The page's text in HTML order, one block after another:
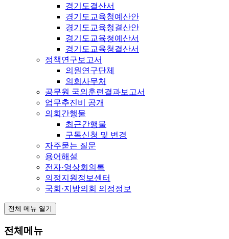
경기도결산서
경기도교육청예산안
경기도교육청결산안
경기도교육청예산서
경기도교육청결산서
정책연구보고서
의원연구단체
의회사무처
공무원 국외훈련결과보고서
업무추진비 공개
의회간행물
최근간행물
구독신청 및 변경
자주묻는 질문
용어해설
전자·영상회의록
의정지원정보센터
국회·지방의회 의정정보
전체 메뉴 열기
전체메뉴